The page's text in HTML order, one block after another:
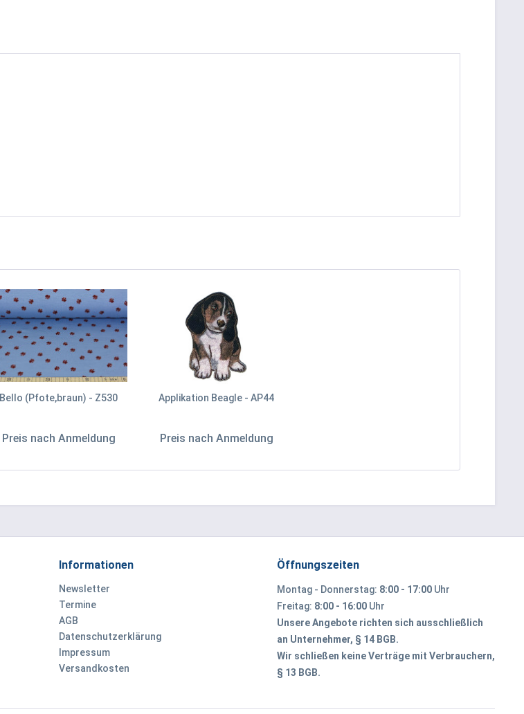
Bello (Pfote,braun) - Z530
Preis nach Anmeldung
Applikation Beagle - AP44
Preis nach Anmeldung
Informationen
Newsletter
Termine
AGB
Datenschutzerklärung
Impressum
Versandkosten
Öffnungszeiten
Montag - Donnerstag: 8:00 - 17:00 Uhr
Freitag: 8:00 - 16:00 Uhr
Unsere Angebote richten sich ausschließlich
an Unternehmer, § 14 BGB.
Wir schließen keine Verträge mit Verbrauchern,
§ 13 BGB.